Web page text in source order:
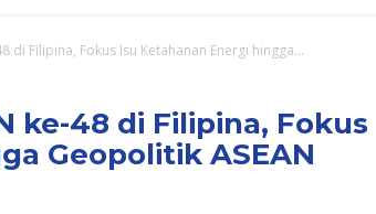
di Filipina, Fokus Isu Ketahanan Energi hingga...
ke-48 di Filipina, Fokus
Geopolitik ASEAN